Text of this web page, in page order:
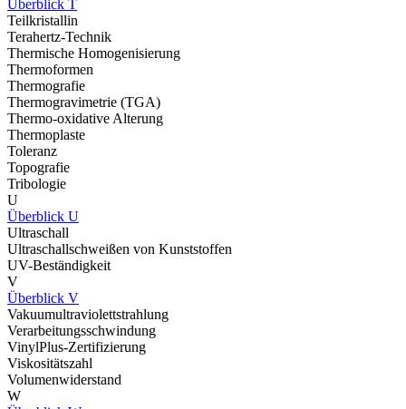
Überblick T
Teilkristallin
Terahertz-Technik
Thermische Homogenisierung
Thermoformen
Thermografie
Thermogravimetrie (TGA)
Thermo-oxidative Alterung
Thermoplaste
Toleranz
Topografie
Tribologie
U
Überblick U
Ultraschall
Ultraschallschweißen von Kunststoffen
UV-Beständigkeit
V
Überblick V
Vakuumultraviolettstrahlung
Verarbeitungsschwindung
VinylPlus-Zertifizierung
Viskositätszahl
Volumenwiderstand
W